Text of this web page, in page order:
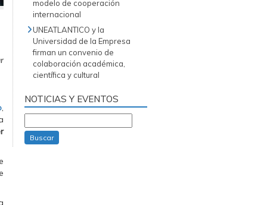
,
modelo de cooperación
internacional
UNEATLANTICO y la
Universidad de la Empresa
firman un convenio de
colaboración académica,
científica y cultural
NOTICIAS Y EVENTOS
Buscar